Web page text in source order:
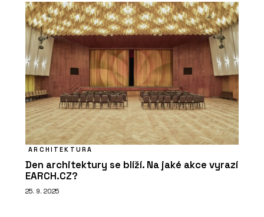
ARCHITEKTURA
Den architektury se blíží. Na jaké akce vyrazí
EARCH.CZ?
25. 9. 2025